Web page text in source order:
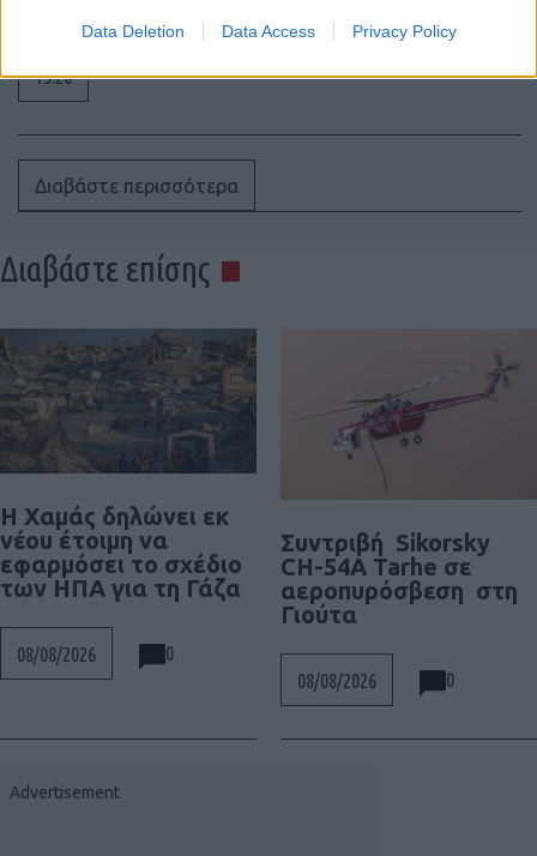
Data Deletion Data Access Privacy Policy
15:20
Διαβάστε περισσότερα
Διαβάστε επίσης
Η Χαμάς δηλώνει εκ
νέου έτοιμη να
εφαρμόσει το σχέδιο
των ΗΠΑ για τη Γάζα
08/08/2026 0
Συντριβή Sikorsky
CH-54A Tarhe σε
αεροπυρόσβεση στη
Γιούτα
08/08/2026 0